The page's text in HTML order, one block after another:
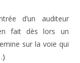
d’un auditeur
fait dès lors un
sur la voie qui